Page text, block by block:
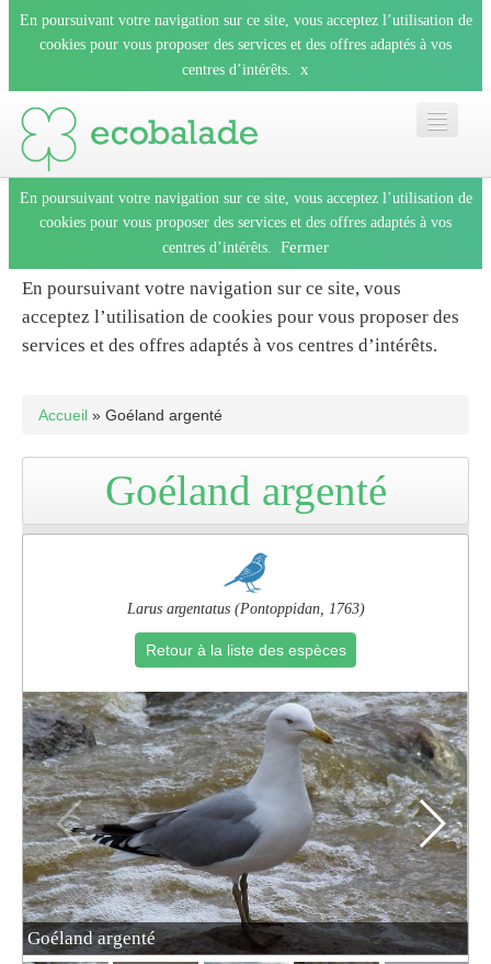
En poursuivant votre navigation sur ce site, vous acceptez l’utilisation de
cookies pour vous proposer des services et des offres adaptés à vos
centres d’intérêts.
x
Accueil
Les balades
Les espèces
Pro
En poursuivant votre navigation sur ce site, vous acceptez l’utilisation de
cookies pour vous proposer des services et des offres adaptés à vos
centres d’intérêts.
Fermer
En poursuivant votre navigation sur ce site, vous
acceptez l’utilisation de cookies pour vous proposer des
services et des offres adaptés à vos centres d’intérêts.
Accueil » Goéland argenté
Goéland argenté
Larus argentatus (Pontoppidan, 1763)
Retour à la liste des espèces
Goéland argenté